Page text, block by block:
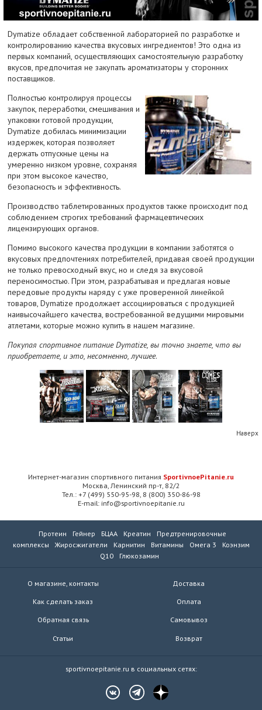
Dymatize обладает собственной лабораторией по разработке и
контролированию качества вкусовых ингредиентов! Это одна из
первых компаний, осуществляющих самостоятельную разработку
вкусов, предпочитая не закупать ароматизаторы у сторонних
поставщиков.
Полностью контролируя процессы
закупок, переработки, смешивания и
упаковки готовой продукции,
Dymatize добилась минимизации
издержек, которая позволяет
держать отпускные цены на
умеренно низком уровне, сохраняя
при этом высокое качество,
безопасность и эффективность.
Производство таблетированных продуктов также происходит под
соблюдением строгих требований фармацевтических
лицензирующих органов.
Помимо высокого качества продукции в компании заботятся о
вкусовых предпочтениях потребителей, придавая своей продукции
не только превосходный вкус, но и следя за вкусовой
переносимостью. При этом, разрабатывая и предлагая новые
передовые продукты наряду с уже проверенной линейкой
товаров, Dymatize продолжает ассоциироваться с продукцией
наивысочайшего качества, востребованной ведущими мировыми
атлетами, которые можно купить в нашем магазине.
Покупая спортивное питание Dymatize, вы точно знаете, что вы
приобретаете, и это, несомненно, лучшее.
Наверх
Интернет-магазин спортивного питания SportivnoePitanie.ru
Москва, Ленинский пр-т, 82/2
Тел.: +7 (499) 550-95-98, 8 (800) 350-86-98
E-mail: info@sportivnoepitanie.ru
Протеин Гейнер БЦАА Креатин
Предтренировочные
комплексы
Жиросжигатели Карнитин Витамины Омега 3
Коэнзим
Q10
Глюкозамин
О магазине, контакты
Как сделать заказ
Обратная связь
Статьи
Доставка
Оплата
Самовывоз
Возврат
sportivnoepitanie.ru в социальных сетях: